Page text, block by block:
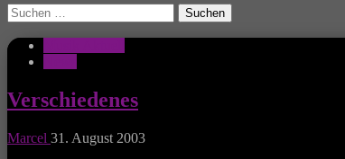
Suchen
nach:
Verschiedenes
Marcel 31. August 2003